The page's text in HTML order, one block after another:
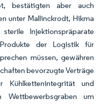
bestätigten aber auch
unter Mallinckrodt, Hikma
Injektionspräparate
der Logistik für
müssen, gewähren
bevorzugte Verträge
Kühlkettenintegrität und
Wettbewerbsgraben um